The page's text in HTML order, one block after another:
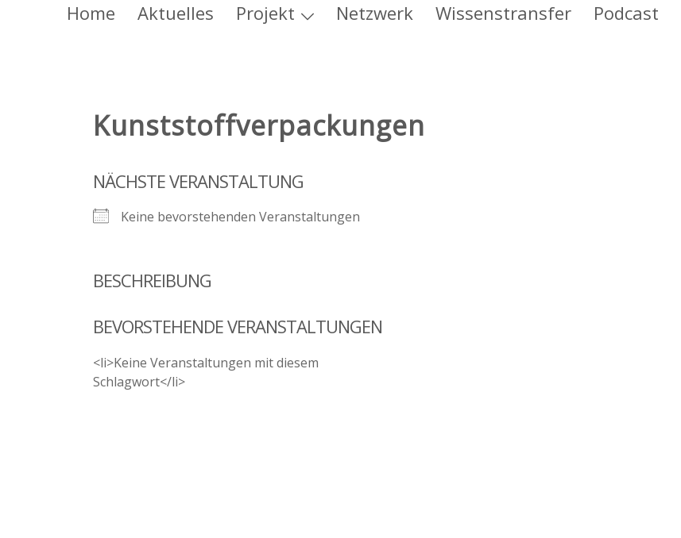
Home Aktuelles Projekt Netzwerk Wissenstransfer Podcast
Kunststoffverpackungen
NÄCHSTE VERANSTALTUNG
Keine bevorstehenden Veranstaltungen
BESCHREIBUNG
BEVORSTEHENDE VERANSTALTUNGEN
<li>Keine Veranstaltungen mit diesem
Schlagwort</li>